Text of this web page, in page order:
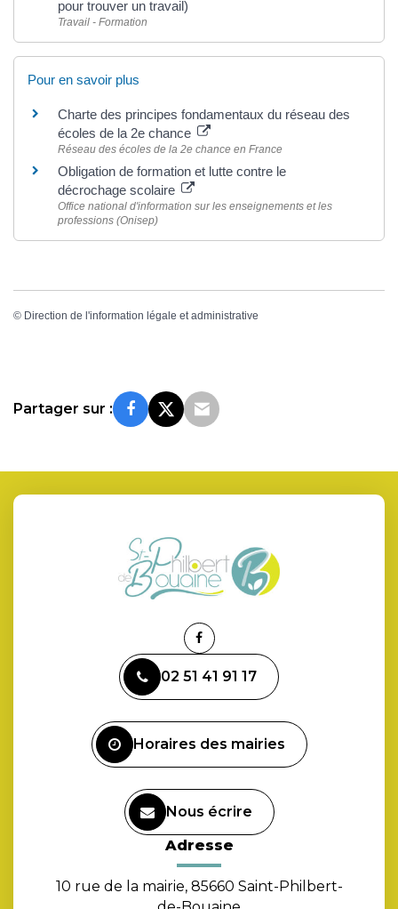
pour trouver un travail)
Travail - Formation
Pour en savoir plus
Charte des principes fondamentaux du réseau des
écoles de la 2e chance
Réseau des écoles de la 2e chance en France
Obligation de formation et lutte contre le
décrochage scolaire
Office national d'information sur les enseignements et les
professions (Onisep)
© Direction de l'information légale et administrative
Partager sur :
Lien
le
compte
02 51 41 91 17
Horaires des mairies
Nous écrire
Adresse
10 rue de la mairie, 85660 Saint-Philbert-